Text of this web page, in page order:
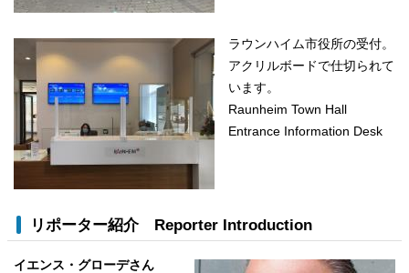
ラウンハイム市役所の受付。
アクリルボードで仕切られて
います。
Raunheim Town Hall
Entrance Information Desk
リポーター紹介 Reporter Introduction
イエンス・グローデさん